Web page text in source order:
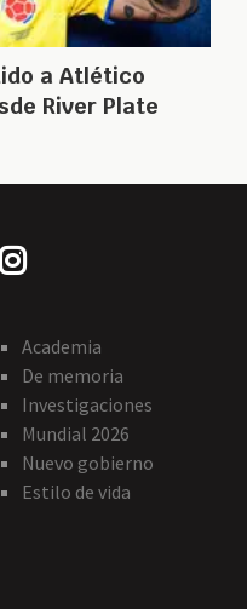
a Atlético
River Plate
Academia
De memoria
Investigaciones
Mundial 2026
Nuevo gobierno
Estilo de vida